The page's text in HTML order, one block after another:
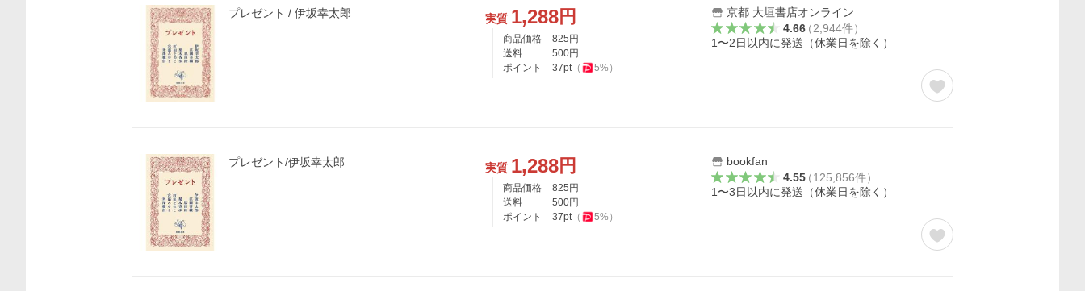
プレゼント / 伊坂幸太郎 実質 1,288円
商品価格 825 円
送料
500円
ポイント
37pt（ 5%）
京都 大垣書店オンライン
4.66（2,944件）
1〜2日以内に発送（休業日を除く）
プレゼント/伊坂幸太郎 実質 1,288円
商品価格 825 円
送料
500円
ポイント
37pt（ 5%）
bookfan
4.55（125,856件）
1〜3日以内に発送（休業日を除く）